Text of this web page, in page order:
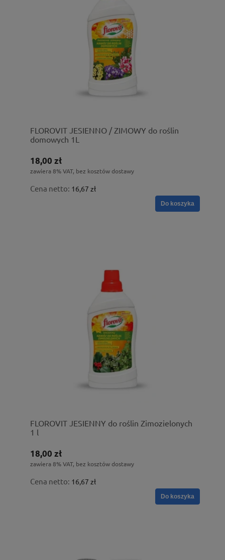
FLOROVIT JESIENNO / ZIMOWY do roślin
domowych 1L
18,00 zł
zawiera 8% VAT, bez kosztów dostawy
Cena netto: 16,67 zł
Do koszyka
FLOROVIT JESIENNY do roślin Zimozielonych
1 l
18,00 zł
zawiera 8% VAT, bez kosztów dostawy
Cena netto: 16,67 zł
Do koszyka